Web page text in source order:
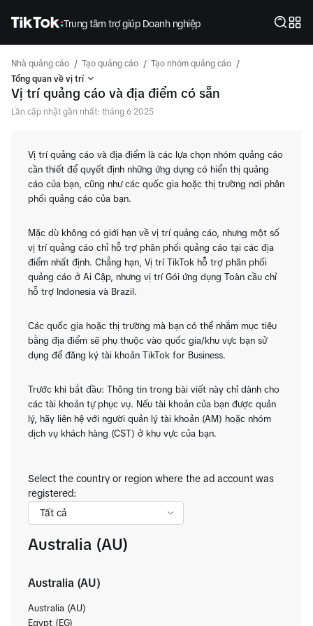
Trung tâm trợ giúp Doanh nghiệp
Nhà quảng cáo / Tạo quảng cáo / Tạo nhóm quảng cáo /
Tổng quan về vị trí
Vị trí quảng cáo và địa điểm có sẵn
Lần cập nhật gần nhất: tháng 6 2025
Vị trí quảng cáo và địa điểm là các lựa chọn nhóm quảng cáo
cần thiết để quyết định những ứng dụng có hiển thị quảng
cáo của bạn, cũng như các quốc gia hoặc thị trường nơi phân
phối quảng cáo của bạn.
Mặc dù không có giới hạn về vị trí quảng cáo, nhưng một số
vị trí quảng cáo chỉ hỗ trợ phân phối quảng cáo tại các địa
điểm nhất định. Chẳng hạn, Vị trí TikTok hỗ trợ phân phối
quảng cáo ở Ai Cập, nhưng vị trí Gói ứng dụng Toàn cầu chỉ
hỗ trợ Indonesia và Brazil.
Các quốc gia hoặc thị trường mà bạn có thể nhắm mục tiêu
bằng địa điểm sẽ phụ thuộc vào quốc gia/khu vực bạn sử
dụng để đăng ký tài khoản TikTok for Business.
Trước khi bắt đầu: Thông tin trong bài viết này chỉ dành cho
các tài khoản tự phục vụ. Nếu tài khoản của bạn được quản
lý, hãy liên hệ với người quản lý tài khoản (AM) hoặc nhóm
dịch vụ khách hàng (CST) ở khu vực của bạn.
Select the country or region where the ad account was
registered:
Australia (AU)
Australia (AU)
Australia (AU)
Egypt (EG)